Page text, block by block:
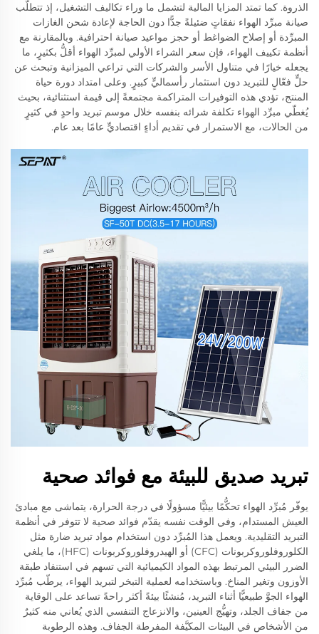
الذروة. كما تمتد المزايا المالية لتشمل ما وراء تكاليف التشغيل، إذ تتطلّب
صيانة مبرِّد الهواء نفقاتٍ ضئيلةً جدًّا دون الحاجة لإعادة شحن الغازات
المبرِّدة أو إصلاح الضواغط أو حجز مواعيد صيانة احترافية. وبالمقارنة مع
أنظمة تكييف الهواء، فإن سعر الشراء الأولي لمبرِّد الهواء أقلُّ بكثيرٍ، ما
يجعله خيارًا في متناول الأسر والشركات التي تراعي الميزانية وتبحث عن
حلٍّ فعّالٍ للتبريد دون استثمار رأسماليٍّ كبيرٍ. وعلى امتداد دورة حياة
المنتج، تؤدي هذه التوفيرات المتراكمة مجتمعةً إلى قيمة استثنائية، بحيث
يُغطّي مبرِّد الهواء تكلفة شرائه بنفسه خلال موسم تبريد واحدٍ في كثيرٍ
من الحالات، مع الاستمرار في تقديم أداءٍ اقتصاديٍّ عامًا بعد عام.
تبريد صديق للبيئة مع فوائد صحية
يوفّر مُبرِّد الهواء تحكُّمًا بيئيًّا مسؤولًا في درجة الحرارة، يتماشى مع مبادئ
العيش المستدام، وفي الوقت نفسه يقدّم فوائد صحية لا تتوفر في أنظمة
التبريد التقليدية. ويعمل هذا المُبرِّد دون استخدام مواد تبريد ضارة مثل
الكلوروفلوروكربونات (CFC) أو الهيدروفلوروكربونات (HFC)، ما يلغي
الضرر البيئي المرتبط بهذه المواد الكيميائية التي تسهم في استنفاد طبقة
الأوزون وتغير المناخ. وباستخدامه لعملية التبخر لتبريد الهواء، يرطّب مُبرِّد
الهواء الجوَّ طبيعيًّا أثناء التبريد، مُنشئًا بيئةً أكثر راحةً تساعد على الوقاية
من جفاف الجلد، وتهيُّج العينين، والانزعاج التنفسي الذي يُعاني منه كثيرٌ
من الأشخاص في البيئات المكيَّفة المفرطة الجفاف. وهذه الرطوبة